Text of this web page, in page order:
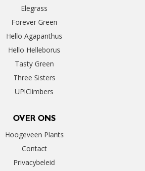
Elegrass
Forever Green
Hello Agapanthus
Hello Helleborus
Tasty Green
Three Sisters
UP!Climbers
OVER ONS
Hoogeveen Plants
Contact
Privacybeleid